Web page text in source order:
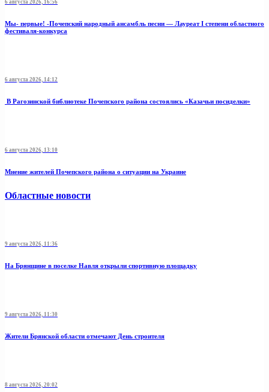
6 августа 2026, 16:56
Мы- первые! -Почепский народный ансамбль песни — Лауреат I степени областного
фестиваля-конкурса
6 августа 2026, 14:12
В Рагозинской библиотеке Почепского района состоялись «Казачьи посиделки»
6 августа 2026, 13:10
Мнение жителей Почепского района о ситуации на Украине
Областные новости
9 августа 2026, 11:36
На Брянщине в поселке Навля открыли спортивную площадку
9 августа 2026, 11:30
Жители Брянской области отмечают День строителя
8 августа 2026, 20:02